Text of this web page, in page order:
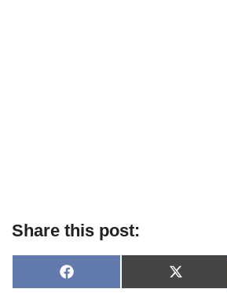
Share this post:
SHARE
ON
F
A
SHARE
ON
X
(